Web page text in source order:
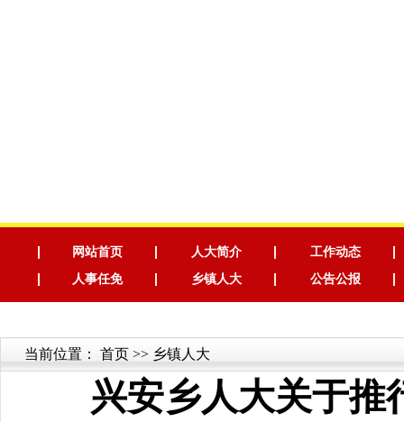
网站首页 人大简介
工作动态
人事任免
乡镇人大 公告公报
当前位置： 首页 >> 乡镇人大
兴安乡人大关于推